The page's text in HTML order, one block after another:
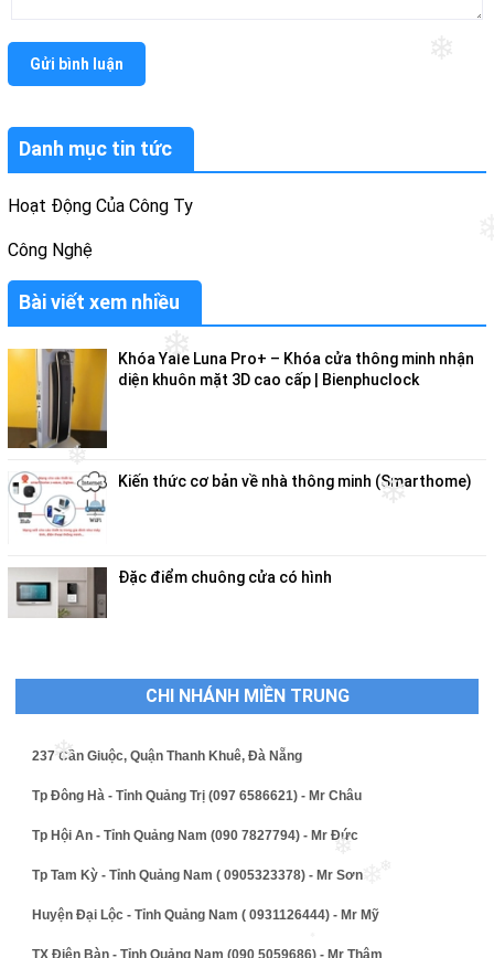
Danh mục tin tức
Hoạt Động Của Công Ty
Công Nghệ
Bài viết xem nhiều
Khóa Yale Luna Pro+ – Khóa cửa thông minh nhận
diện khuôn mặt 3D cao cấp | Bienphuclock
Kiến thức cơ bản về nhà thông minh (Smarthome)
Đặc điểm chuông cửa có hình
Gửi bình luận
CHI NHÁNH MIỀN TRUNG
237 Cần Giuộc, Quận Thanh Khuê, Đà Nẵng
Tp Đông Hà - Tỉnh Quảng Trị (097 6586621) - Mr Châu
Tp Hội An - Tỉnh Quảng Nam (090 7827794) - Mr Đức
Tp Tam Kỳ - Tỉnh Quảng Nam ( 0905323378) - Mr Sơn
Huyện Đại Lộc - Tỉnh Quảng Nam ( 0931126444) - Mr Mỹ
❄
❄
❄
❄
❄